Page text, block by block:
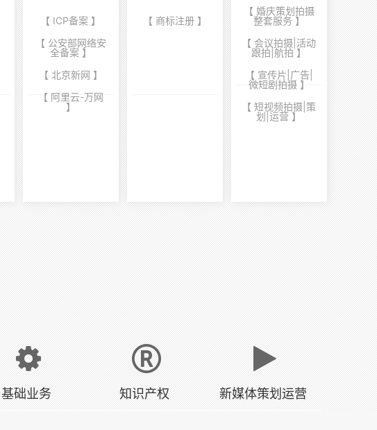
【 ICP备案 】
【 公安部网络安
全备案 】
【 北京新网 】
【 阿里云-万网
】
【 商标注册 】
【 婚庆策划拍摄
整套服务 】
【 会议拍摄|活动
跟拍|航拍 】
【 宣传片|广告|
微短剧拍摄 】
【 短视频拍摄|策
划|运营 】
基础业务 知识产权 新媒体策划运营